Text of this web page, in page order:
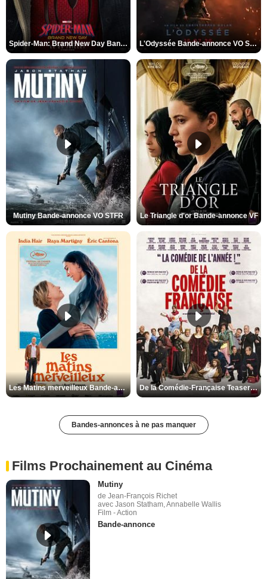
Spider-Man: Brand New Day Bande-annonce VO STFR L'Odyssée Bande-annonce VO STFR
Mutiny Bande-annonce VO STFR Le Triangle d'or Bande-annonce VF
Les Matins merveilleux Bande-annonce VF De la Comédie-Française Teaser VF
Bandes-annonces à ne pas manquer
Films Prochainement au Cinéma
Mutiny
de Jean-François Richet
avec Jason Statham, Annabelle Wallis
Film - Action
Bande-annonce